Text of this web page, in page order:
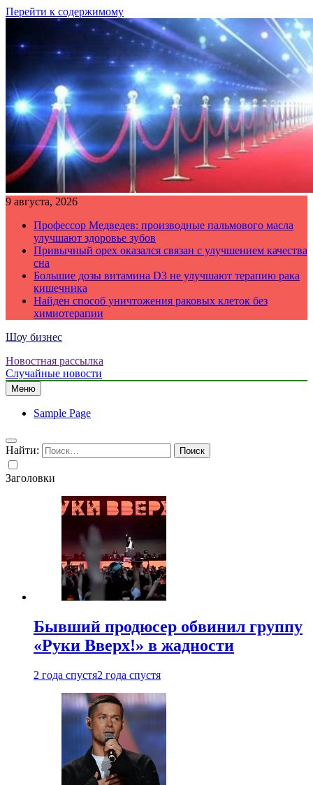
Перейти к содержимому
9 августа, 2026
Профессор Медведев: производные пальмового масла
улучшают здоровье зубов
Привычный орех оказался связан с улучшением качества
сна
Большие дозы витамина D3 не улучшают терапию рака
кишечника
Найден способ уничтожения раковых клеток без
химиотерапии
Шоу бизнес
Новостная рассылка
Случайные новости
Меню
Sample Page
Найти:
Заголовки
Бывший продюсер обвинил группу
«Руки Вверх!» в жадности
2 года спустя2 года спустя